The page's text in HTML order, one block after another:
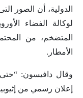
المتضخم، من
الأمطار.
وقال دافيسون:
إعلان رسمي من